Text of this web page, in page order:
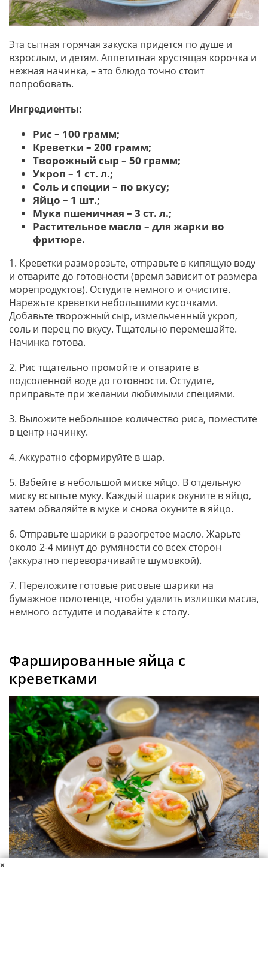
Эта сытная горячая закуска придется по душе и
взрослым, и детям. Аппетитная хрустящая корочка и
нежная начинка, – это блюдо точно стоит
попробовать.
Ингредиенты:
Рис – 100 грамм;
Креветки – 200 грамм;
Творожный сыр – 50 грамм;
Укроп – 1 ст. л.;
Соль и специи – по вкусу;
Яйцо – 1 шт.;
Мука пшеничная – 3 ст. л.;
Растительное масло – для жарки во
фритюре.
1. Креветки разморозьте, отправьте в кипящую воду
и отварите до готовности (время зависит от размера
морепродуктов). Остудите немного и очистите.
Нарежьте креветки небольшими кусочками.
Добавьте творожный сыр, измельченный укроп,
соль и перец по вкусу. Тщательно перемешайте.
Начинка готова.
2. Рис тщательно промойте и отварите в
подсоленной воде до готовности. Остудите,
приправьте при желании любимыми специями.
3. Выложите небольшое количество риса, поместите
в центр начинку.
4. Аккуратно сформируйте в шар.
5. Взбейте в небольшой миске яйцо. В отдельную
миску всыпьте муку. Каждый шарик окуните в яйцо,
затем обваляйте в муке и снова окуните в яйцо.
6. Отправьте шарики в разогретое масло. Жарьте
около 2-4 минут до румяности со всех сторон
(аккуратно переворачивайте шумовкой).
7. Переложите готовые рисовые шарики на
бумажное полотенце, чтобы удалить излишки масла,
немного остудите и подавайте к столу.
Фаршированные яйца с
креветками
×